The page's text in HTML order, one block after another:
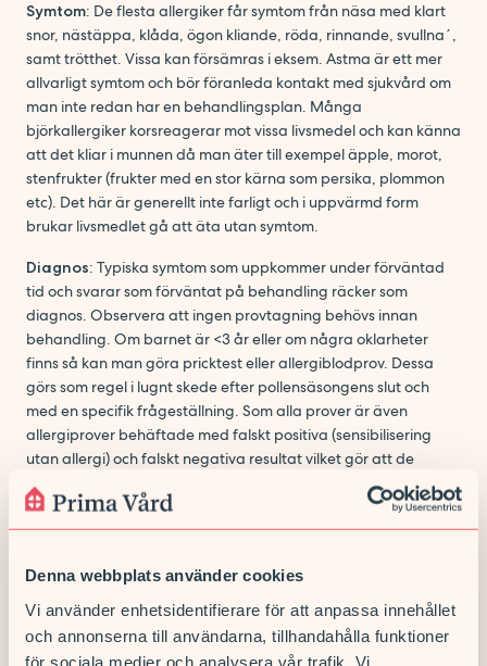
Denna webbplats använder cookies
Vi använder enhetsidentifierare för att anpassa innehållet
och annonserna till användarna, tillhandahålla funktioner
för sociala medier och analysera vår trafik. Vi
Symtom: De flesta allergiker får symtom från näsa med klart
snor, nästäppa, klåda, ögon kliande, röda, rinnande, svullna´,
samt trötthet. Vissa kan försämras i eksem. Astma är ett mer
allvarligt symtom och bör föranleda kontakt med sjukvård om
man inte redan har en behandlingsplan. Många
björkallergiker korsreagerar mot vissa livsmedel och kan känna
att det kliar i munnen då man äter till exempel äpple, morot,
stenfrukter (frukter med en stor kärna som persika, plommon
etc). Det här är generellt inte farligt och i uppvärmd form
brukar livsmedlet gå att äta utan symtom.
Diagnos: Typiska symtom som uppkommer under förväntad
tid och svarar som förväntat på behandling räcker som
diagnos. Observera att ingen provtagning behövs innan
behandling. Om barnet är <3 år eller om några oklarheter
finns så kan man göra pricktest eller allergiblodprov. Dessa
görs som regel i lugnt skede efter pollensäsongens slut och
med en specifik frågeställning. Som alla prover är även
allergiprover behäftade med falskt positiva (sensibilisering
utan allergi) och falskt negativa resultat vilket gör att de
behöver tolkas i sitt sammanhang av någon som kan det. Det
här gör också att vi generellt avråder från allergiprov som t.ex
säljs på apotek och på nätet.
Behandling: Behandlingen är till övervägande del egenvård.
Grunden i behandlingen är antihistamin. Alla sorter som säljs
receptfritt på apotek fungerar. Medicinen är säker att